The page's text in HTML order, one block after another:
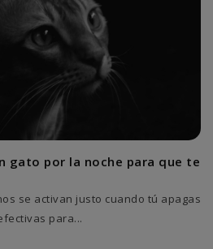
gato por la noche para que te
se activan justo cuando tú apagas
para...